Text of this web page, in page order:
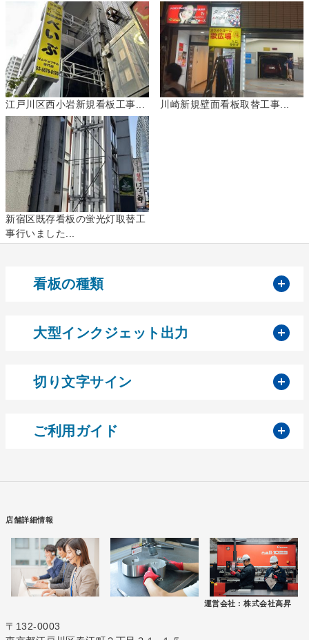
江戸川区西小岩新規看板工事... 川崎新規壁面看板取替工事...
新宿区既存看板の蛍光灯取替工
事行いました...
看板の種類
大型インクジェット出力
切り文字サイン
ご利用ガイド
店舗詳細情報
運営会社 : 株式会社高昇
〒132-0003